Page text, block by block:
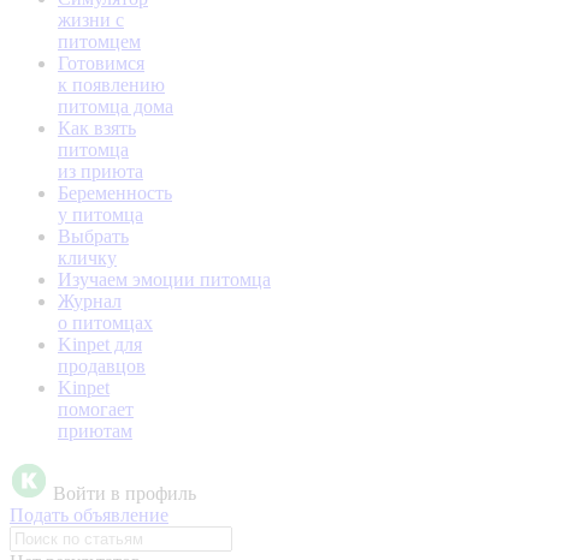
жизни с
питомцем
Готовимся
к появлению
питомца дома
Как взять
питомца
из приюта
Беременность
у питомца
Выбрать
кличку
Изучаем эмоции питомца
Журнал
о питомцах
Kinpet для
продавцов
Kinpet
помогает
приютам
Войти в профиль
Подать объявление